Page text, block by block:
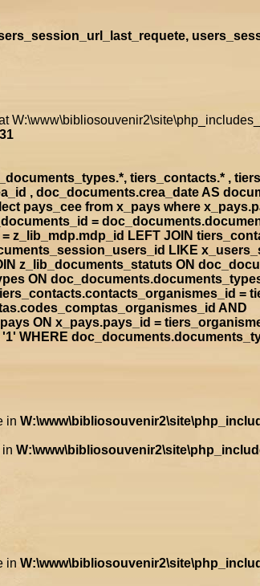
31
tiers_contacts.* ,
, doc_documents.crea_date AS
pays_cee from x_pays where
=
LEFT JOIN
LIKE
z_lib_documents_statuts ON
ON
=
AND
ON x_pays.pays_id =
WHERE
in
in